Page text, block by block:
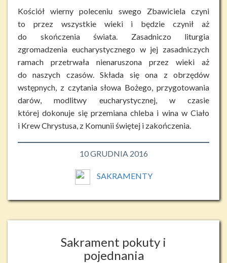
Kościół wierny poleceniu swego Zbawiciela czyni
to przez wszystkie wieki i będzie czynił aż
do skończenia świata. Zasadniczo liturgia
zgromadzenia eucharystycznego w jej zasadniczych
ramach przetrwała nienaruszona przez wieki aż
do naszych czasów. Składa się ona z obrzędów
wstępnych, z czytania słowa Bożego, przygotowania
darów, modlitwy eucharystycznej, w czasie
której dokonuje się przemiana chleba i wina w Ciało
i Krew Chrystusa, z Komunii świętej i zakończenia.
10 GRUDNIA 2016
SAKRAMENTY
Sakrament pokuty i
pojednania